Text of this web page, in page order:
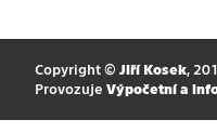
Copyright © Jiří Kosek,
Provozuje Výpočetní a